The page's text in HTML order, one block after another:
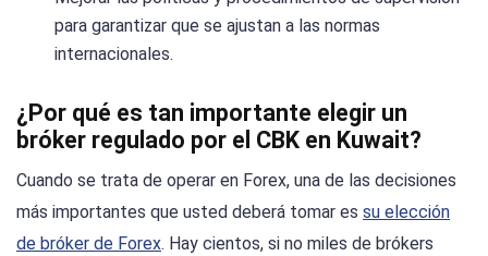
para garantizar que se ajustan a las normas
internacionales.
¿Por qué es tan importante elegir un
bróker regulado por el CBK en Kuwait?
Cuando se trata de operar en Forex, una de las decisiones
más importantes que usted deberá tomar es su elección
de bróker de Forex. Hay cientos, si no miles de brókers